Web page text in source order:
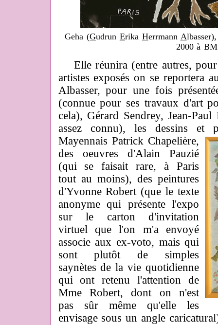
Geha (Gudrun Erika Herrmann A
2000 à BM
Elle réunira (entre autres, pour
artistes exposés on se reportera
Albasser, pour une fois
(connue pour ses travaux d'art
cela), Gérard Sendrey, Jean-
assez connu), les dessins et
Mayennais Patrick Chapelière,
des oeuvres d'Alain Pauzié
(qui se faisait rare, à Paris
tout au moins), des peintures
d'Yvonne Robert (que le texte
anonyme qui présente l'expo
sur le carton d'invitation
virtuel que l'on m'a envoyé
associe aux ex-voto, mais qui
sont plutôt de simples
saynètes de la vie quotidienne
qui ont retenu l'attention de
Mme Robert, dont on n'est
pas sûr même qu'elle les
envisage sous un angle